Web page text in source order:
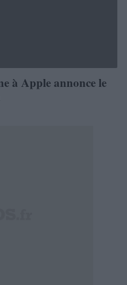
à Apple annonce le